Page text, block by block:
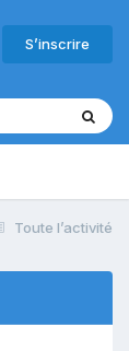
S’inscrire
Toute l’activité